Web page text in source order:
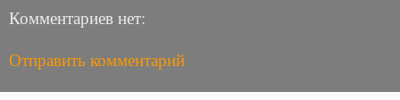
Комментариев нет:
Отправить комментарий